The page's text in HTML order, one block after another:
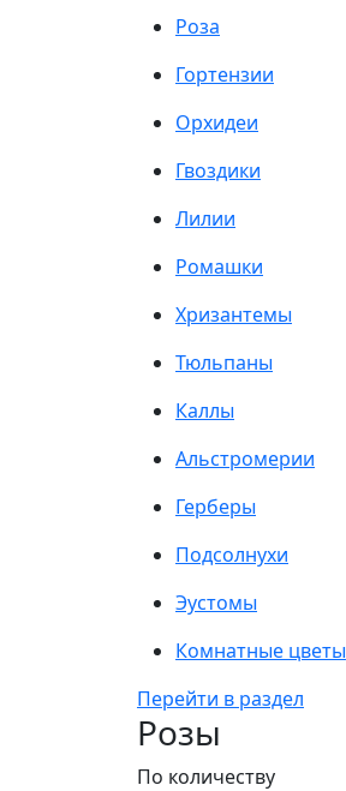
Роза
Гортензии
Орхидеи
Гвоздики
Лилии
Ромашки
Хризантемы
Тюльпаны
Каллы
Альстромерии
Герберы
Подсолнухи
Эустомы
Комнатные цветы
Перейти в раздел
Розы
По количеству